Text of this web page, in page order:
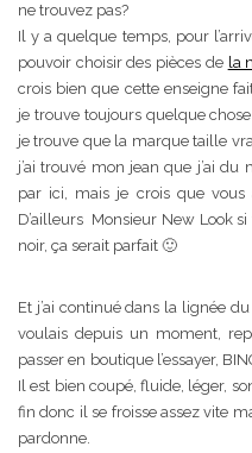
ne trouvez pas?
Il y a quelque temps, pour
pouvoir choisir des pièces de la
crois bien que cette enseigne
je trouve toujours quelque
je trouve que la marque taille
j’ai trouvé mon jean que j’ai du
par ici, mais je crois que
D’ailleurs Monsieur New Look si
noir, ça serait parfait 🙂
Et j’ai continué dans la lignée
voulais depuis un moment,
passer en boutique l’essayer,
Il est bien coupé, fluide, léger,
fin donc il se froisse assez vite
pardonne.